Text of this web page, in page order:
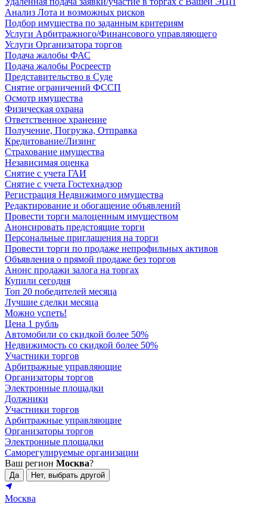
Анализ Лота и возможных рисков
Подбор имущества по заданным критериям
Услуги Арбитражного/Финансового управляющего
Услуги Организатора торгов
Подача жалобы ФАС
Подача жалобы Росреестр
Представительство в Суде
Снятие ограничений ФССП
Осмотр имущества
Физическая охрана
Ответственное хранение
Получение, Погрузка, Отправка
Кредитование/Лизинг
Страхование имущества
Независимая оценка
Снятие с учета ГАИ
Снятие с учета Гостехнадзор
Регистрация Недвижимого имущества
Редактирование и обогащение объявлений
Провести торги малоценным имуществом
Анонсировать предстоящие торги
Персональные приглашения на торги
Провести торги по продаже непрофильных активов
Объявления о прямой продаже без торгов
Анонс продажи залога на торгах
Купили сегодня
Топ 20 победителей месяца
Лучшие сделки месяца
Можно успеть!
Цена 1 рубль
Автомобили со скидкой более 50%
Недвижимость со скидкой более 50%
Участники торгов
Арбитражные управляющие
Организаторы торгов
Электронные площадки
Должники
Участники торгов
Арбитражные управляющие
Организаторы торгов
Электронные площадки
Саморегулируемые организации
Ваш регион Москва?
Да Нет, выбрать другой
Москва